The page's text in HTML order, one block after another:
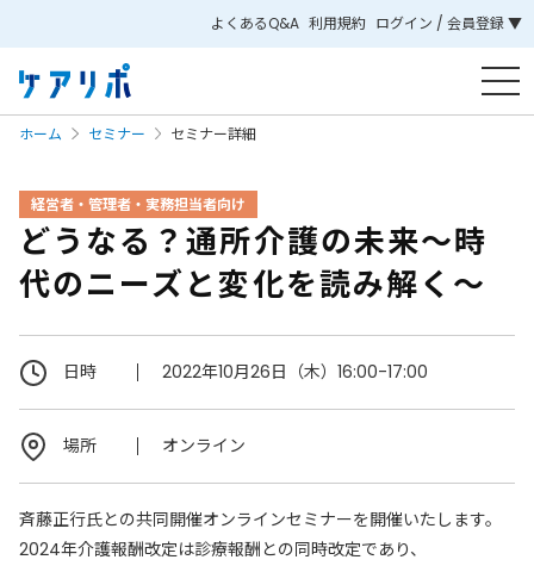
よくあるQ&A 利用規約 ログイン / 会員登録 ▼
ホーム セミナー セミナー詳細
経営者・管理者・実務担当者向け
どうなる？通所介護の未来～時
代のニーズと変化を読み解く～
日時 2022年10月26日（木）16:00-17:00
場所 オンライン
斉藤正行氏との共同開催オンラインセミナーを開催いたします。
2024年介護報酬改定は診療報酬との同時改定であり、